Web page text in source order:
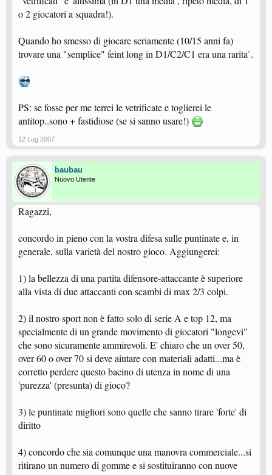
o 2 giocatori a squadra!).
Quando ho smesso di giocare seriamente (10/15 anni fa)
trovare una "semplice" feint long in D1/C2/C1 era una rarita`.
PS: se fosse per me terrei le vetrificate e toglierei le
antitop..sono + fastidiose (se si sanno usare!)
12 Lug 2007
baubau
Nuovo Utente
Ragazzi,
concordo in pieno con la vostra difesa sulle puntinate e, in
generale, sulla varietà del nostro gioco. Aggiungerei:
1) la bellezza di una partita difensore-attaccante è superiore
alla vista di due attaccanti con scambi di max 2/3 colpi.
2) il nostro sport non è fatto solo di serie A e top 12, ma
specialmente di un grande movimento di giocatori "longevi"
che sono sicuramente ammirevoli. E' chiaro che un over 50,
over 60 o over 70 si deve aiutare con materiali adatti...ma è
corretto perdere questo bacino di utenza in nome di una
'purezza' (presunta) di gioco?
3) le puntinate migliori sono quelle che sanno tirare 'forte' di
diritto
4) concordo che sia comunque una manovra commerciale...si
ritirano un numero di gomme e si sostituiranno con nuove